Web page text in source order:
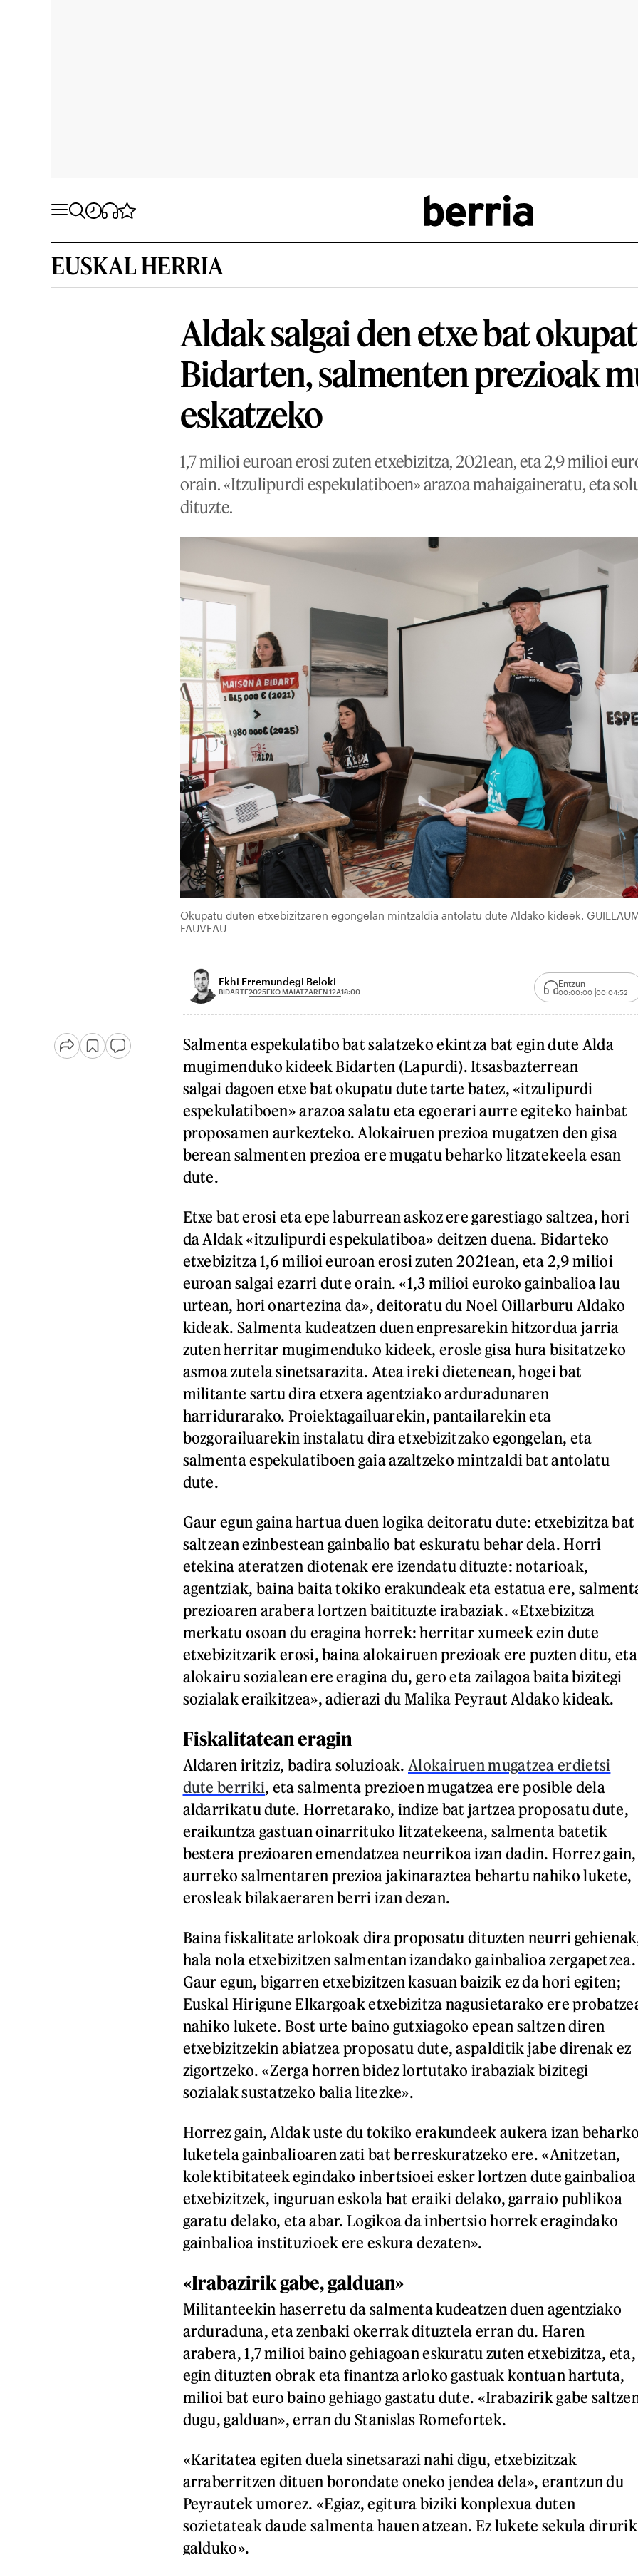
EUSKAL HERRIA
Aldak salgai den etxe bat
Bidarten, salmenten prezioak
eskatzeko
1,7 milioi euroan erosi zuten etxebizitza, 2021ean, eta 2,9 milioi
orain. «Itzulipurdi espekulatiboen» arazoa mahaigaineratu, eta
dituzte.
Okupatu duten etxebizitzaren egongelan mintzaldia antolatu dute Aldako kideek.
FAUVEAU
Ekhi Erremundegi Beloki
BIDARTE2025EKO MAIATZAREN 12A18:00
Entzun
00:00:00 00:04:52
Salmenta espekulatibo bat salatzeko ekintza bat egin dute Alda
mugimenduko kideek Bidarten (Lapurdi). Itsasbazterrean
salgai dagoen etxe bat okupatu dute tarte batez, «itzulipurdi
espekulatiboen» arazoa salatu eta egoerari aurre egiteko hainbat
proposamen aurkezteko. Alokairuen prezioa mugatzen den gisa
berean salmenten prezioa ere mugatu beharko litzatekeela esan
dute.
Etxe bat erosi eta epe laburrean askoz ere garestiago saltzea, hori
da Aldak «itzulipurdi espekulatiboa» deitzen duena. Bidarteko
etxebizitza 1,6 milioi euroan erosi zuten 2021ean, eta 2,9 milioi
euroan salgai ezarri dute orain. «1,3 milioi euroko gainbalioa lau
urtean, hori onartezina da», deitoratu du Noel Oillarburu Aldako
kideak. Salmenta kudeatzen duen enpresarekin hitzordua jarria
zuten herritar mugimenduko kideek, erosle gisa hura bisitatzeko
asmoa zutela sinetsarazita. Atea ireki dietenean, hogei bat
militante sartu dira etxera agentziako arduradunaren
harridurarako. Proiektagailuarekin, pantailarekin eta
bozgorailuarekin instalatu dira etxebizitzako egongelan, eta
salmenta espekulatiboen gaia azaltzeko mintzaldi bat antolatu
dute.
Gaur egun gaina hartua duen logika deitoratu dute: etxebizitza bat
saltzean ezinbestean gainbalio bat eskuratu behar dela. Horri
etekina ateratzen diotenak ere izendatu dituzte: notarioak,
agentziak, baina baita tokiko erakundeak eta estatua ere,
prezioaren arabera lortzen baitituzte irabaziak. «Etxebizitza
merkatu osoan du eragina horrek: herritar xumeek ezin dute
etxebizitzarik erosi, baina alokairuen prezioak ere puzten ditu, eta
alokairu sozialean ere eragina du, gero eta zailagoa baita bizitegi
sozialak eraikitzea», adierazi du Malika Peyraut Aldako kideak.
Fiskalitatean eragin
Aldaren iritziz, badira soluzioak. Alokairuen mugatzea erdietsi
dute berriki, eta salmenta prezioen mugatzea ere posible dela
aldarrikatu dute. Horretarako, indize bat jartzea proposatu dute,
eraikuntza gastuan oinarrituko litzatekeena, salmenta batetik
bestera prezioaren emendatzea neurrikoa izan dadin. Horrez gain,
aurreko salmentaren prezioa jakinaraztea behartu nahiko lukete,
erosleak bilakaeraren berri izan dezan.
Baina fiskalitate arlokoak dira proposatu dituzten neurri
hala nola etxebizitzen salmentan izandako gainbalioa zergapetzea.
Gaur egun, bigarren etxebizitzen kasuan baizik ez da hori egiten;
Euskal Hirigune Elkargoak etxebizitza nagusietarako ere
nahiko lukete. Bost urte baino gutxiagoko epean saltzen diren
etxebizitzekin abiatzea proposatu dute, aspalditik jabe direnak ez
zigortzeko. «Zerga horren bidez lortutako irabaziak bizitegi
sozialak sustatzeko balia litezke».
Horrez gain, Aldak uste du tokiko erakundeek aukera izan
luketela gainbalioaren zati bat berreskuratzeko ere. «Anitzetan,
kolektibitateek egindako inbertsioei esker lortzen dute gainbalioa
etxebizitzek, inguruan eskola bat eraiki delako, garraio publikoa
garatu delako, eta abar. Logikoa da inbertsio horrek eragindako
gainbalioa instituzioek ere eskura dezaten».
«Irabazirik gabe, galduan»
Militanteekin haserretu da salmenta kudeatzen duen agentziako
arduraduna, eta zenbaki okerrak dituztela erran du. Haren
arabera, 1,7 milioi baino gehiagoan eskuratu zuten etxebizitza, eta,
egin dituzten obrak eta finantza arloko gastuak kontuan hartuta,
milioi bat euro baino gehiago gastatu dute. «Irabazirik gabe
dugu, galduan», erran du Stanislas Romefortek.
«Karitatea egiten duela sinetsarazi nahi digu, etxebizitzak
arraberritzen dituen borondate oneko jendea dela», erantzun du
Peyrautek umorez. «Egiaz, egitura biziki konplexua duten
sozietateak daude salmenta hauen atzean. Ez lukete sekula dirurik
galduko».